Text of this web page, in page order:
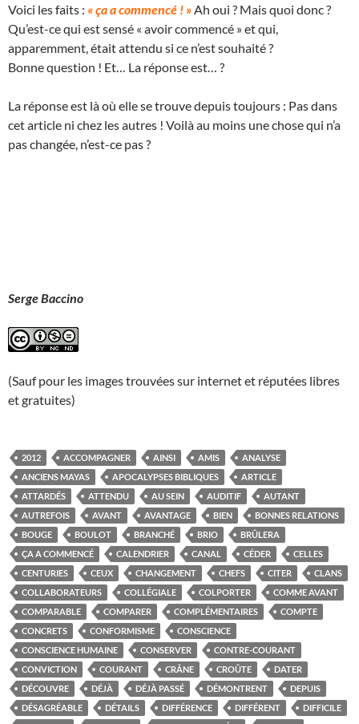
Voici les faits : « ça a commencé ! » Ah oui ? Mais quoi donc ?
Qu’est-ce qui est sensé « avoir commencé » et qui,
apparemment, était attendu si ce n’est souhaité ?
Bonne question ! Et… La réponse est… ?
La réponse est là où elle se trouve depuis toujours : Pas dans
cet article ni chez les autres ! Voilà au moins une chose qui n’a
pas changée, n’est-ce pas ?
Serge Baccino
(Sauf pour les images trouvées sur internet et réputées libres
et gratuites)
2012 ACCOMPAGNER AINSI AMIS
ANALYSE
ANCIENS MAYAS
APOCALYPSES BIBLIQUES
ARTICLE
ATTARDÉS
ATTENDU AU SEIN AUDITIF
AUTANT
AUTREFOIS
AVANT AVANTAGE BIEN
BONNES RELATIONS
BOUGE
BOULOT BRANCHÉ BRIO
BRÛLERA
ÇA A COMMENCÉ
CALENDRIER CANAL CÉDER
CELLES
CENTURIES
CEUX CHANGEMENT CHEFS CITER
CLANS
COLLABORATEURS
COLLÉGIALE COLPORTER
COMME AVANT
COMPARABLE
COMPARER COMPLÉMENTAIRES
COMPTE
CONCRETS
CONFORMISME
CONSCIENCE
CONSCIENCE HUMAINE
CONSERVER
CONTRE-COURANT
CONVICTION
COURANT CRÂNE CROÛTE
DATER
DÉCOUVRE
DÉJÀ DÉJÀ PASSÉ DÉMONTRENT
DEPUIS
DÉSAGRÉABLE
DÉTAILS DIFFÉRENCE DIFFÉRENT
DIFFICILE